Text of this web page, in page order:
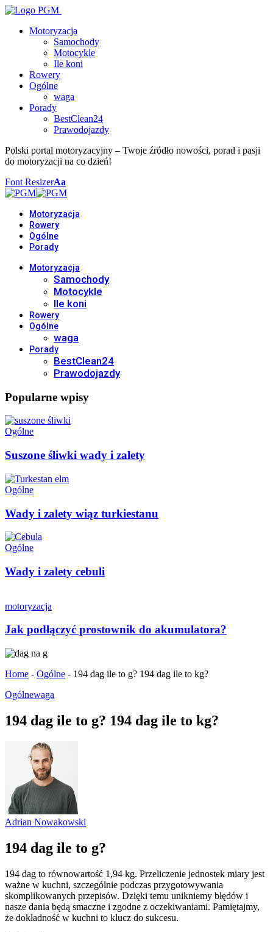
Motoryzacja
Samochody
Motocykle
Ile koni
Rowery
Ogólne
waga
Porady
BestClean24
Prawodojazdy
Polski portal motoryzacyjny – Twoje źródło nowości, porad i pasji
do motoryzacji na co dzień!
Font ResizerAa
Motoryzacja
Rowery
Ogólne
Porady
Motoryzacja
Samochody
Motocykle
Ile koni
Rowery
Ogólne
waga
Porady
BestClean24
Prawodojazdy
Popularne wpisy
Ogólne
Suszone śliwki wady i zalety
Ogólne
Wady i zalety wiąz turkiestanu
Ogólne
Wady i zalety cebuli
motoryzacja
Jak podłączyć prostownik do akumulatora?
Home - Ogólne - 194 dag ile to g? 194 dag ile to kg?
Ogólnewaga
194 dag ile to g? 194 dag ile to kg?
Adrian Nowakowski
194 dag ile to g?
194 dag to równowartość 1,94 kg. Przeliczenie jednostek miary jest
ważne w kuchni, szczególnie podczas przygotowywania
skomplikowanych przepisów. Dzięki temu unikniemy błędów i
nasze dania będą smaczne i zgodne z oczekiwaniami. Pamiętajmy,
że dokładność w kuchni to klucz do sukcesu.